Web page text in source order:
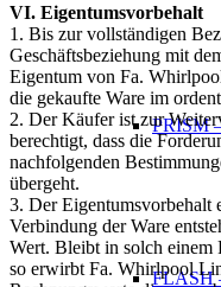
PRISM
FLASH
VI. Eigentumsvorbehalt
1. Bis zur vollständigen
Geschäftsbeziehung mit
Eigentum von Fa.
die gekaufte Ware im
2. Der Käufer ist zur
berechtigt, dass die
nachfolgenden
übergeht.
3. Der Eigentumsvorbehalt
Verbindung der Ware
Wert. Bleibt in solch einem
so erwirbt Fa. Whirlpool